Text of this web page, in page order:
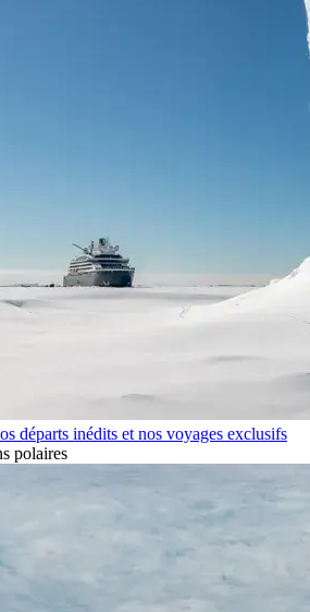
départs inédits et nos voyages exclusifs
polaires